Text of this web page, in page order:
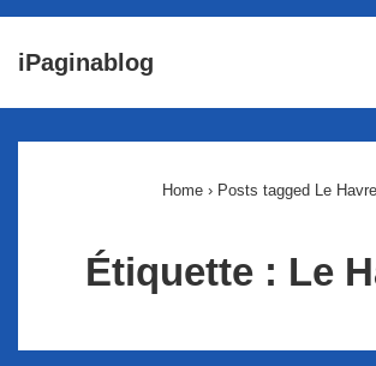
passer
iPaginablog
Home › Posts tagged Le Havre
Étiquette : Le